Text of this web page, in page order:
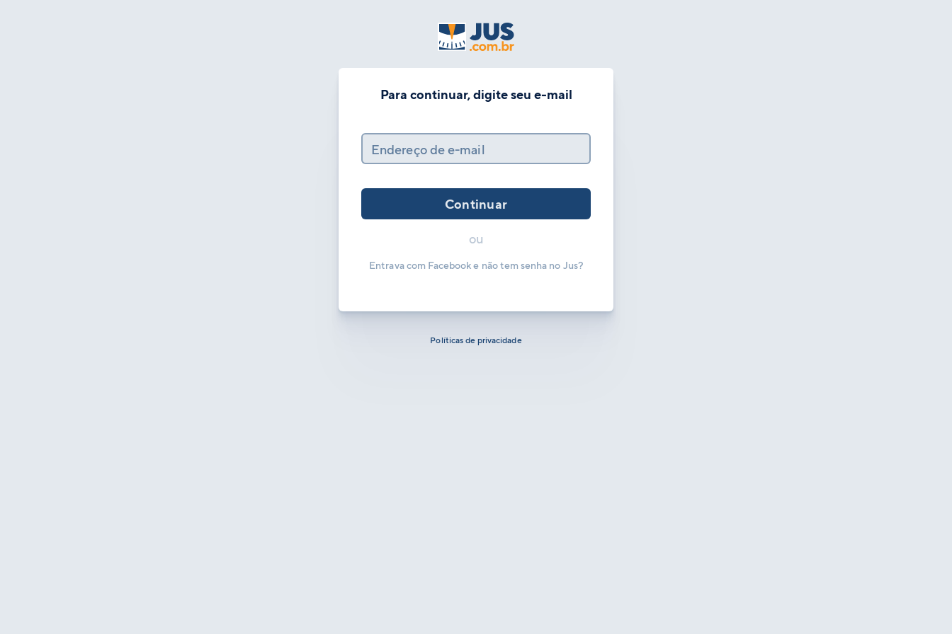
Para continuar, digite seu e-mail
Endereço de e-mail
Continuar
ou
Entrava com Facebook e não tem senha no Jus?
Políticas de privacidade